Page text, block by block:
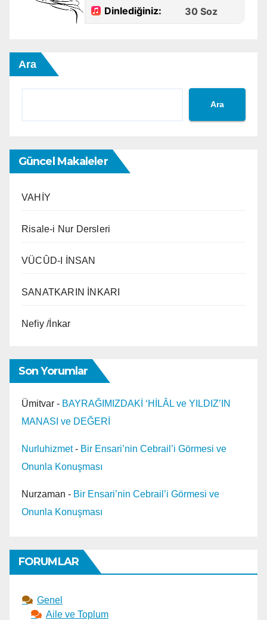
Ara
Ara
Güncel Makaleler
VAHİY
Risale-i Nur Dersleri
VÜCÛD-I İNSAN
SANATKARIN İNKARI
Nefiy /İnkar
Son Yorumlar
Ümitvar - BAYRAĞIMIZDAKİ ‘HİLÂL ve YILDIZ’IN
MANASI ve DEĞERİ
Nurluhizmet- Bir Ensari’nin Cebrail’i Görmesi ve
Onunla Konuşması
Nurzaman - Bir Ensari’nin Cebrail’i Görmesi ve
Onunla Konuşması
FORUMLAR
Genel
Aile ve Toplum